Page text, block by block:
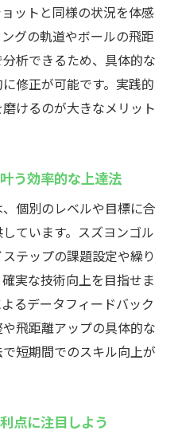
のインドアゴルフの魅
るインドアゴルフ体験
インドアゴルフの利
候型インドアゴルフス
ットと同様の状況を体感
グの軌道やボールの飛距
析できるため、具体的な
修正が可能です。実践的
けるのが大きなメリット
う効率的な上達法
個別のレベルや目標に合
ています。スズヨンゴル
テップの課題設定や繰り
実な技術向上を目指せま
るデータフィードバック
飛距離アップの具体的な
短期間でのスキル向上が
点に注目しよう